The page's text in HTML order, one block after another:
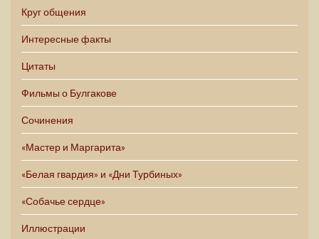
Круг общения
Интересные факты
Цитаты
Фильмы о Булгакове
Сочинения
«Мастер и Маргарита»
«Белая гвардия» и «Дни Турбиных»
«Собачье сердце»
Иллюстрации